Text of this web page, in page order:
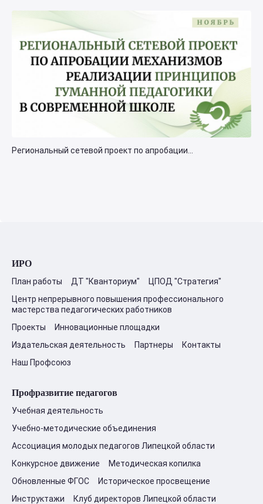
Региональный сетевой проект по апробации...
ИРО
План работы ДТ "Кванториум"
ЦПОД "Стратегия"
Центр непрерывного повышения профессионального
мастерства педагогических работников
Проекты
Инновационные площадки
Издательская деятельность
Партнеры
Контакты
Наш Профсоюз
Профразвитие педагогов
Учебная деятельность
Учебно-методические объединения
Ассоциация молодых педагогов Липецкой области
Конкурсное движение
Методическая копилка
Обновленные ФГОС
Историческое просвещение
Инструктажи
Клуб директоров Липецкой области